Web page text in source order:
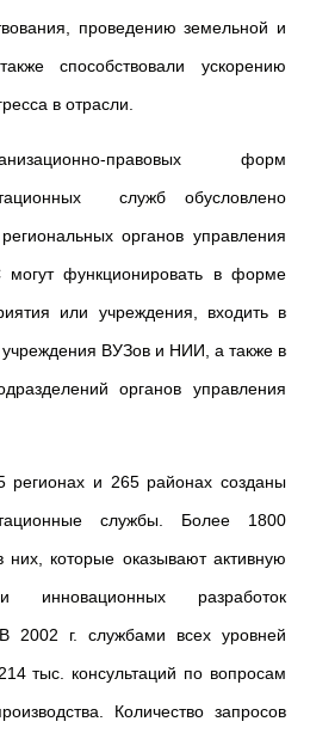
проведению земельной и
способствовали ускорению
в отрасли.
правовых форм
служб обусловлено
органов управления
функционировать в форме
или учреждения, входить в
учреждения ВУЗов и НИИ, а также в
органов управления
и 265 районах созданы
службы. Более 1800
них, которые оказывают активную
разработок
2002 г. службами всех уровней
тыс. консультаций по вопросам
Количество запросов